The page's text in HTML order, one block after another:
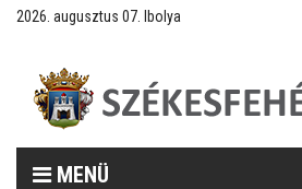
2026. augusztus 07. Ibolya
MENÜ